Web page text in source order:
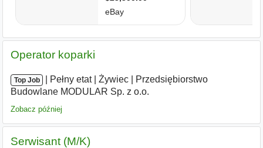
Operator koparki
Top Job Pełny etat| Żywiec
Przedsiębiorstwo
Budowlane MODULAR Sp. z o.o.
Zobacz później
Serwisant (M/K)